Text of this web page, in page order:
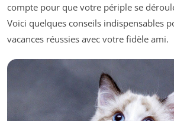
compte pour que votre périple se
Voici quelques conseils indispensables
vacances réussies avec votre fidèle ami.